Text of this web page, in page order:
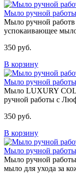
Мыло ручной
Мыло ручной
успокаивающее мыло
350 руб.
В корзину
Мыло ручной
Мыло LUXURY
ручной работы с
350 руб.
В корзину
Мыло ручной
Мыло ручной
мыло для ухода за